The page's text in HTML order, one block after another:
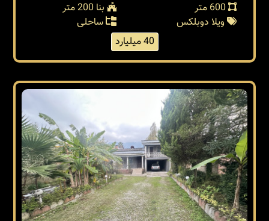
بنا 200 متر
ویلا دوبلکس
ساحلی
40 میلیارد